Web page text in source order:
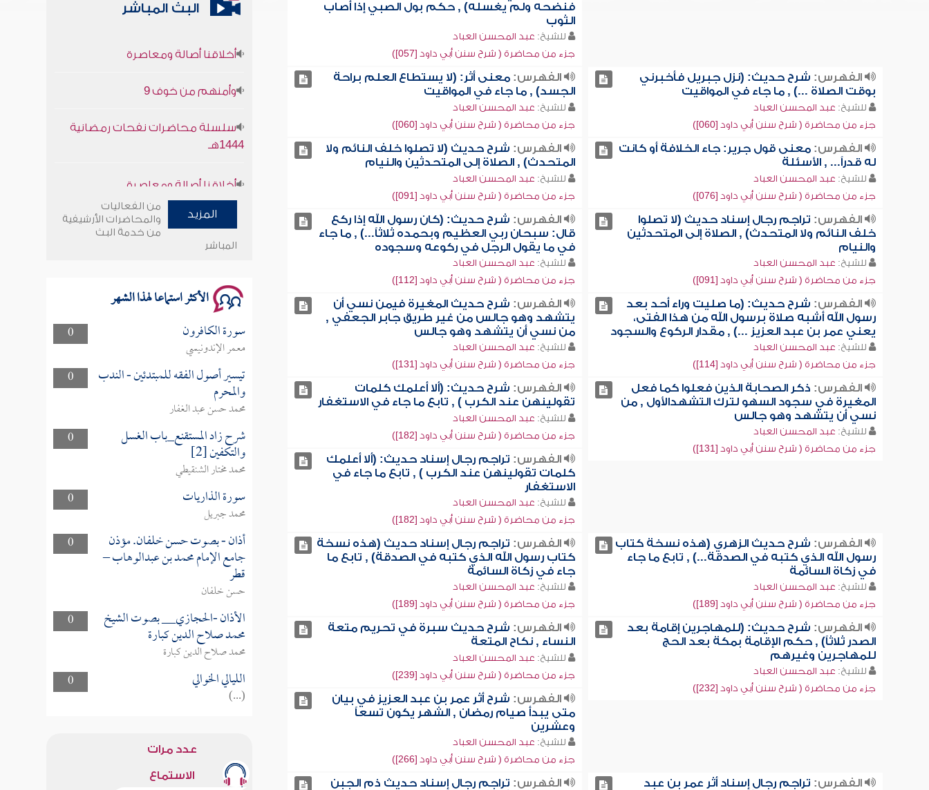
فنضحه ولم يغسله) , حكم بول الصبي إذا أصاب
الثوب
للشيخ: عبد المحسن العباد
جزء من محاضرة ( شرح سنن أبي داود [057])
الفهرس: شرح حديث: (نزل جبريل فأخبرني
بوقت الصلاة ...) , ما جاء في المواقيت
للشيخ: عبد المحسن العباد
جزء من محاضرة ( شرح سنن أبي داود [060])
الفهرس: معنى أثر: (لا يستطاع العلم براحة
الجسد) , ما جاء في المواقيت
للشيخ: عبد المحسن العباد
جزء من محاضرة ( شرح سنن أبي داود [060])
الفهرس:معنى قول جرير: جاء الخلافة أو كانت
له قدراً... , الأسئلة
للشيخ: عبد المحسن العباد
جزء من محاضرة ( شرح سنن أبي داود [076])
الفهرس: شرح حديث (لا تصلوا خلف النائم ولا
المتحدث) , الصلاة إلى المتحدثين والنيام
للشيخ: عبد المحسن العباد
جزء من محاضرة ( شرح سنن أبي داود [091])
الفهرس: تراجم رجال إسناد حديث (لا تصلوا
خلف النائم ولا المتحدث) , الصلاة إلى المتحدثين
والنيام
للشيخ: عبد المحسن العباد
جزء من محاضرة ( شرح سنن أبي داود [091])
الفهرس: شرح حديث: (كان رسول الله إذا ركع
قال: سبحان ربي العظيم وبحمده ثلاثاً...) , ما جاء
في ما يقول الرجل في ركوعه وسجوده
للشيخ: عبد المحسن العباد
جزء من محاضرة ( شرح سنن أبي داود [112])
الفهرس: شرح حديث: (ما صليت وراء أحد بعد
رسول الله أشبه صلاة برسول الله من هذا الفتى،
يعني عمر بن عبد العزيز ...) , مقدار الركوع والسجود
للشيخ: عبد المحسن العباد
جزء من محاضرة ( شرح سنن أبي داود [114])
الفهرس: شرح حديث المغيرة فيمن نسي أن
يتشهد وهو جالس من غير طريق جابر الجعفي ,
من نسي أن يتشهد وهو جالس
للشيخ: عبد المحسن العباد
جزء من محاضرة ( شرح سنن أبي داود [131])
الفهرس: ذكر الصحابة الذين فعلوا كما فعل
المغيرة في سجود السهو لترك التشهدالأول , من
نسي أن يتشهد وهو جالس
للشيخ: عبد المحسن العباد
جزء من محاضرة ( شرح سنن أبي داود [131])
الفهرس: شرح حديث: (ألا أعلمك كلمات
تقولينهن عند الكرب ) , تابع ما جاء في الاستغفار
للشيخ: عبد المحسن العباد
جزء من محاضرة ( شرح سنن أبي داود [182])
الفهرس: تراجم رجال إسناد حديث: (ألا أعلمك
كلمات تقولينهن عند الكرب ) , تابع ما جاء في
الاستغفار
للشيخ: عبد المحسن العباد
جزء من محاضرة ( شرح سنن أبي داود [182])
الفهرس: شرح حديث الزهري (هذه نسخة كتاب
رسول الله الذي كتبه في الصدقة...) , تابع ما جاء
في زكاة السائمة
للشيخ: عبد المحسن العباد
جزء من محاضرة ( شرح سنن أبي داود [189])
الفهرس: تراجم رجال إسناد حديث (هذه نسخة
كتاب رسول الله الذي كتبه في الصدقة) , تابع ما
جاء في زكاة السائمة
للشيخ: عبد المحسن العباد
جزء من محاضرة ( شرح سنن أبي داود [189])
الفهرس: شرح حديث: (للمهاجرين إقامة بعد
الصدر ثلاثاً) , حكم الإقامة بمكة بعد الحج
للمهاجرين وغيرهم
للشيخ: عبد المحسن العباد
جزء من محاضرة ( شرح سنن أبي داود [232])
الفهرس: شرح حديث سبرة في تحريم متعة
النساء , نكاح المتعة
للشيخ: عبد المحسن العباد
جزء من محاضرة ( شرح سنن أبي داود [239])
الفهرس: شرح أثر عمر بن عبد العزيز في بيان
متى يبدأ صيام رمضان , الشهر يكون تسعاً
وعشرين
للشيخ: عبد المحسن العباد
جزء من محاضرة ( شرح سنن أبي داود [266])
الفهرس: تراجم رجال إسناد أثر عمر بن عبد
الفهرس: تراجم رجال إسناد حديث ذم الجبن
البث المباشر
1444هـ
وأمنهم من خوف 9
سلسلة محاضرات نفحات رمضانية
1444هـ
المزيد
من الفعاليات
والمحاضرات الأرشيفية
من خدمة البث
المباشر
الأكثر استماعا لهذا الشهر
0 سورة الكافرون
معمر الإندونيسي
0
تيسير أصول الفقه للمبتدئين - الندب
والمحرم
محمد حسن عبد الغفار
0
شرح زاد المستقنع_باب الغسل
والتكفين [2]
محمد مختار الشنقيطي
0
سورة الذاريات
محمد جبريل
0
أذان - بصوت حسن خلفان. مؤذن
جامع الإمام محمد بن عبدالوهاب –
قطر
حسن خلفان
0
الأذان -الحجازي__ بصوت الشيخ
محمد صلاح الدين كبارة
محمد صلاح الدين كبارة
0
الليالي الخوالي
(...)
عدد مرات
الاستماع